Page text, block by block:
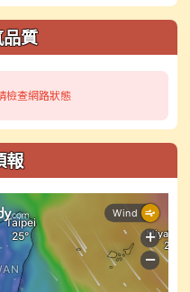
質
檢查網路狀態
報